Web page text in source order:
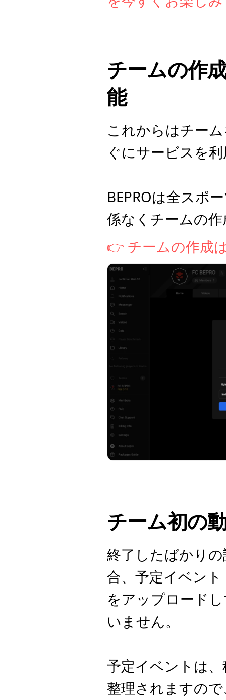
チームの作
能
これからはチー
ぐにサービスを
BEPROは全スポ
係なくチームの
👉 チームの作成
チーム初の
終了したばかり
合、予定イベン
をアップロード
いません。
予定イベントは
整理されますの